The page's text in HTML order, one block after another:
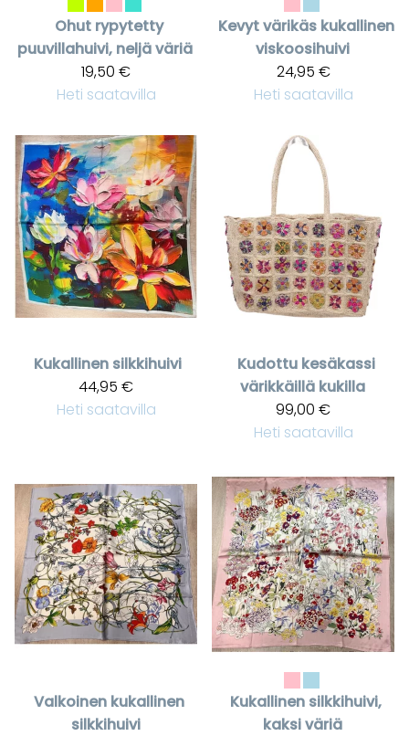
Ohut rypytetty
puuvillahuivi, neljä väriä
19,50 €
Heti saatavilla
Kevyt värikäs kukallinen
viskoosihuivi
24,95 €
Heti saatavilla
Kukallinen silkkihuivi
44,95 €
Heti saatavilla
Kudottu kesäkassi
värikkäillä kukilla
99,00 €
Heti saatavilla
Valkoinen kukallinen
silkkihuivi
Kukallinen silkkihuivi,
kaksi väriä